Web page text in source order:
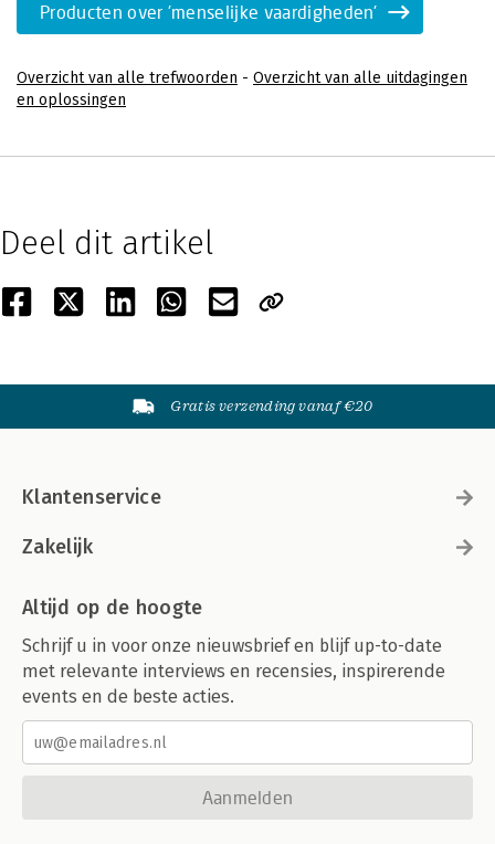
Producten over 'menselijke vaardigheden'
Overzicht van alle trefwoorden - Overzicht van alle uitdagingen
en oplossingen
Deel dit artikel
Gratis verzending vanaf €20
Klantenservice
Zakelijk
Altijd op de hoogte
Schrijf u in voor onze nieuwsbrief en blijf up-to-date
met relevante interviews en recensies, inspirerende
events en de beste acties.
Aanmelden